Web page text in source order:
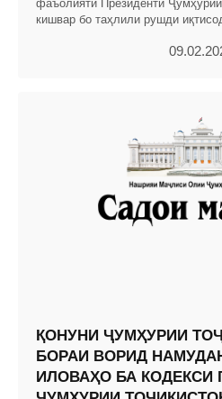
фаъолияти Президенти
кишвар бо таҳлили рушди
ҚОНУНИ ҶУМҲУРИИ
БОРАИ ВОРИД
ИЛОВАҲО БА КОДЕКСИ